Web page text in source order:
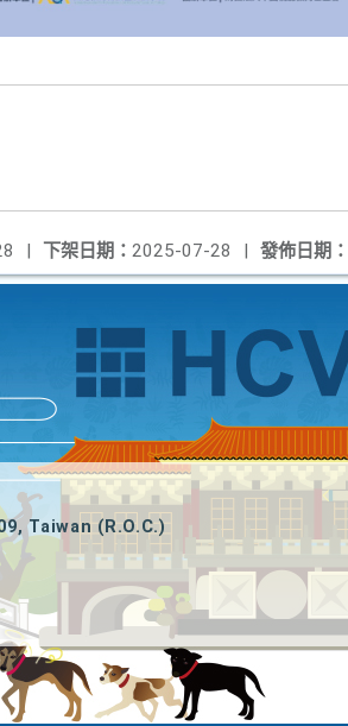
發佈日期：
下架日期： 2025-07-28 |
|
Taiwan (R.O.C.)